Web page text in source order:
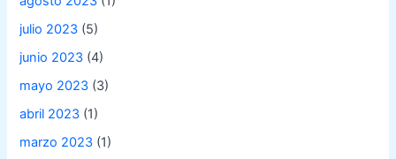
julio 2023 (5)
junio 2023 (4)
mayo 2023 (3)
abril 2023 (1)
marzo 2023 (1)